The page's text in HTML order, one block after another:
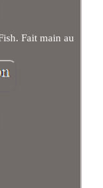
Fait main au